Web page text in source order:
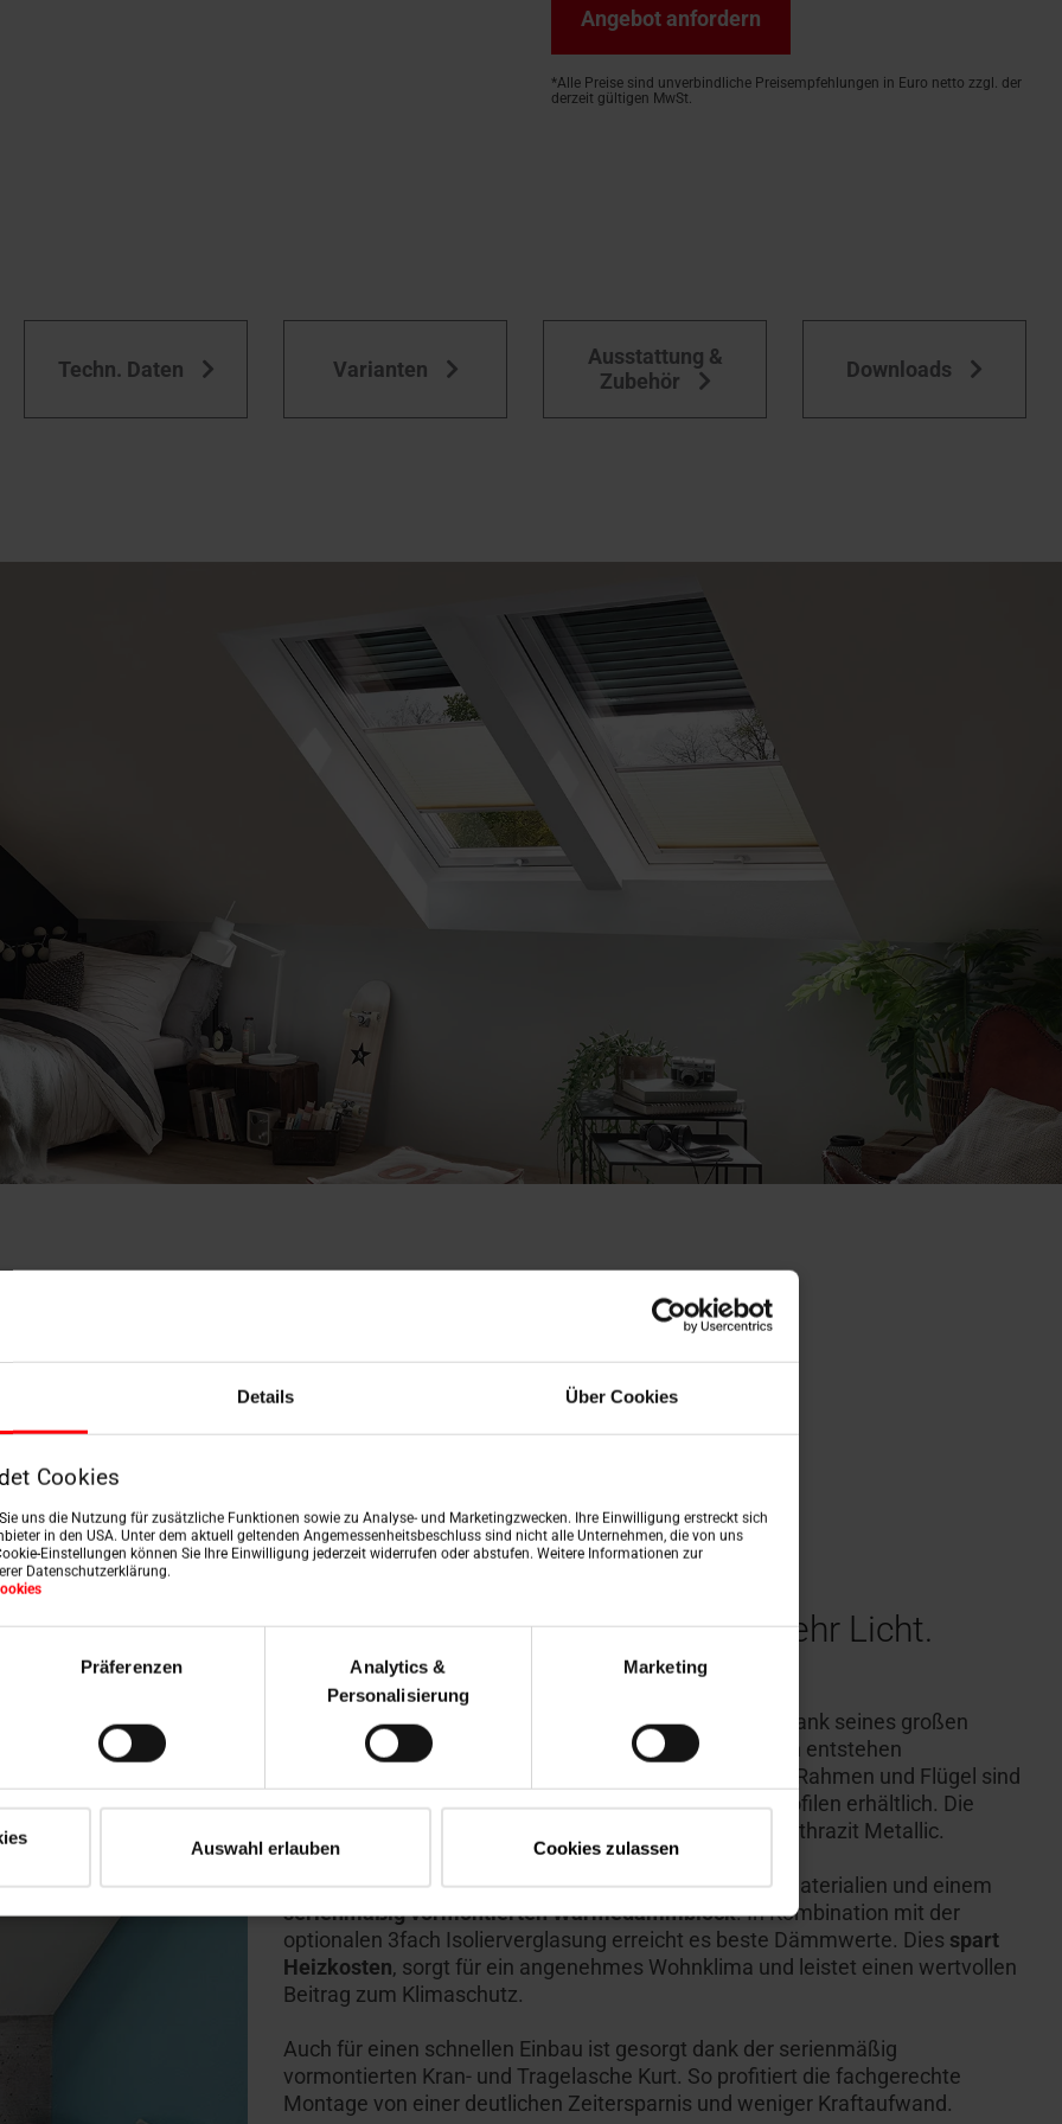
Details Über Cookies
Cookies
uns die Nutzung für zusätzliche Funktionen sowie zu Analyse- und Marketingzwecken. Ihre Einwilligung erstreckt sich
in den USA. Unter dem aktuell geltenden Angemessenheitsbeschluss sind nicht alle Unternehmen, die von uns
Einstellungen können Sie Ihre Einwilligung jederzeit widerrufen oder abstufen. Weitere Informationen zur
Datenschutzerklärung.
Präferenzen
Analytics &
Personalisierung
Marketing
Auswahl erlauben Cookies zulassen
Angebot anfordern
*Alle Preise sind unverbindliche Preisempfehlungen in Euro netto zzgl. der
derzeit gültigen MwSt.
Techn. Daten Varianten
Ausstattung &
Zubehör
Downloads
Inbegriff von mehr Freiheit
bedingungslosem Komfort.
Roto Designo R8: Mehr Raum, mehr Licht.
manuell bedienbare Roto R8 Dachfenster
bietet dank seines großen
Öffnungswinkels eine optimale Raumnutzung. Dadurch entstehen
lichtdurchflutete, offene Wohnräume unter dem Dach. Rahmen und Flügel sind
in klar lackiertem Holz oder Kunststoff-Hohlkammerprofilen erhältlich. Die
Außenabdeckung ist serienmäßig aus Aluminium in Anthrazit Metallic.
Technisch überzeugt das Fenster durch hochwertige Materialien und einem
serienmäßig vormontierten Wärmedämmblock. In Kombination mit der
optionalen 3fach Isolierverglasung erreicht es beste Dämmwerte. Dies spart
Heizkosten, sorgt für ein angenehmes Wohnklima und leistet einen wertvollen
Beitrag zum Klimaschutz.
Auch für einen schnellen Einbau ist gesorgt dank der serienmäßig
vormontierten Kran- und Tragelasche Kurt. So profitiert die fachgerechte
Montage von einer deutlichen Zeitersparnis und weniger Kraftaufwand.